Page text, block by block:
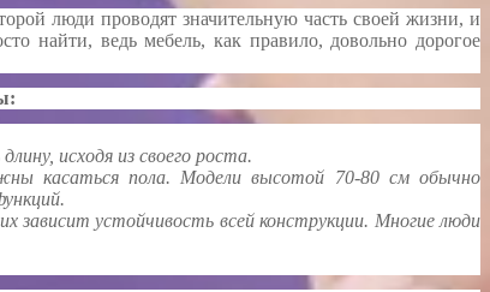
люди проводят значительную часть своей жизни, и
найти, ведь мебель, как правило, довольно дорогое
исходя из своего роста.
касаться пола. Модели высотой 70-80 см обычно
устойчивость всей конструкции. Многие люди